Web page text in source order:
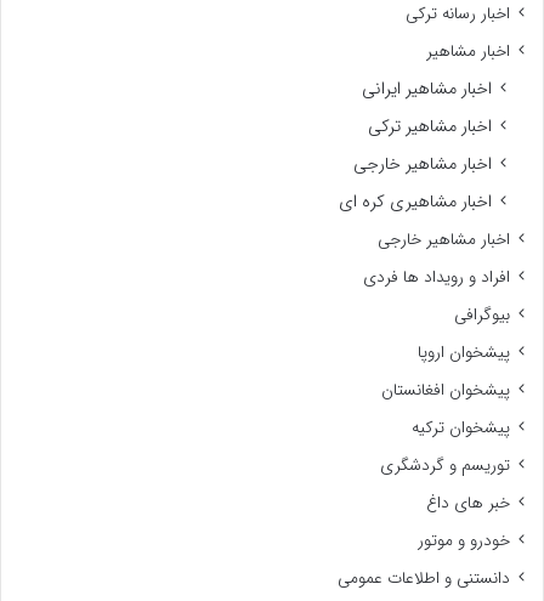
اخبار رسانه ترکی
اخبار مشاهیر
اخبار مشاهیر ایرانی
اخبار مشاهیر ترکی
اخبار مشاهیر خارجی
اخبار مشاهیری کره ای
اخبار مشاهیر خارجی
افراد و رویداد ها فردی
بیوگرافی
پیشخوان اروپا
پیشخوان افغانستان
پیشخوان ترکیه
توریسم و گردشگری
خبر های داغ
خودرو و موتور
دانستنی و اطلاعات عمومی